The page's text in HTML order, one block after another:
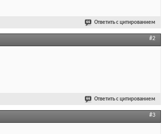
Ответить с цитированием
#2
Ответить с цитированием
#3